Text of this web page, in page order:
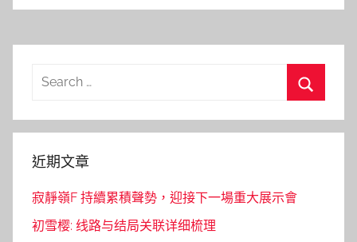
Search
近期文章
寂靜嶺F 持續累積聲勢，迎接下一場重大展示會
初雪樱: 线路与结局关联详细梳理